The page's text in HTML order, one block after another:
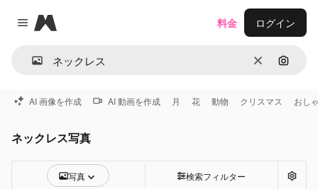
Close menu
Magnific
消去 画像で
料金 ログイン
AI 画像を作成 AI 動画を作成 月 花 動物 クリスマス おし
ネックレス写真
写真 検索フィルター